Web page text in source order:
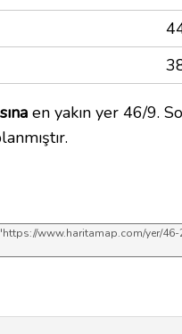
en yakın yer 46/9.